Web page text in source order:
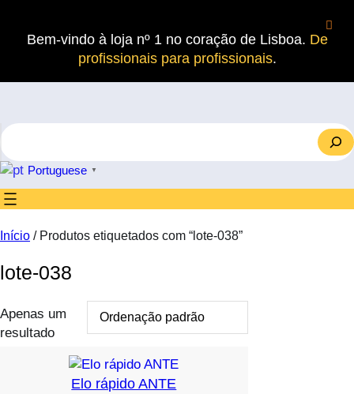
Bem-vindo à loja nº 1 no coração de Lisboa. De
profissionais para profissionais.
S
e
a
r
c
Portuguese ▼
Início / Produtos etiquetados com “lote-038”
lote-038
Apenas um
resultado
Elo rápido ANTE